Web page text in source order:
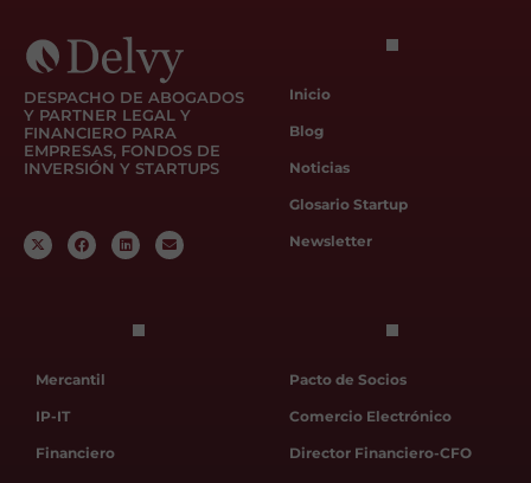
DESPACHO DE ABOGADOS
Y PARTNER LEGAL Y
FINANCIERO PARA
EMPRESAS, FONDOS DE
INVERSIÓN Y STARTUPS
Inicio
Blog
Noticias
Glosario Startup
Newsletter
Mercantil
IP-IT
Financiero
Pacto de Socios
Comercio Electrónico
Director Financiero-CFO